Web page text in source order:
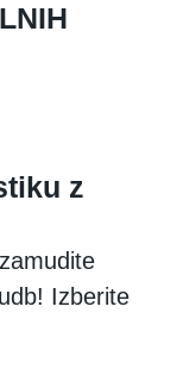
z
Izberite